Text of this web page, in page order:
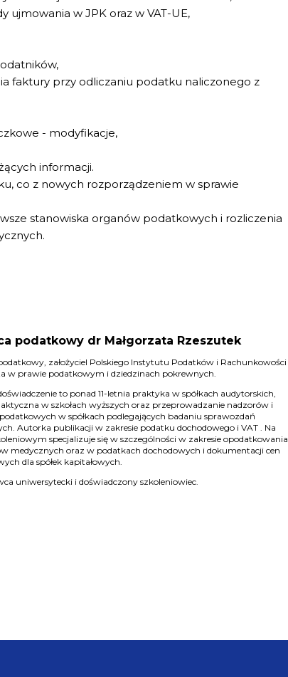
ujmowania w JPK oraz w VAT-UE,
faktury przy odliczaniu podatku naliczonego z
- modyfikacje,
informacji.
co z nowych rozporządzeniem w sprawie
stanowiska organów podatkowych i rozliczenia
podatkowy dr Małgorzata Rzeszutek
założyciel Polskiego Instytutu Podatków i Rachunkowości
w prawie podatkowym i dziedzinach pokrewnych.
to ponad 11-letnia praktyka w spółkach audytorskich,
w szkołach wyższych oraz przeprowadzanie nadzorów i
w spółkach podlegających badaniu sprawozdań
Autorka publikacji w zakresie podatku dochodowego i VAT . Na
specjalizuje się w szczególności w zakresie opodatkowania
medycznych oraz w podatkach dochodowych i dokumentacji cen
dla spółek kapitałowych.
uniwersytecki i doświadczony szkoleniowiec.